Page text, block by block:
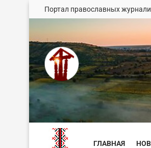
Портал православных
ГЛАВНАЯ